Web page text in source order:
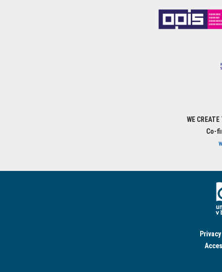
WE
Co-